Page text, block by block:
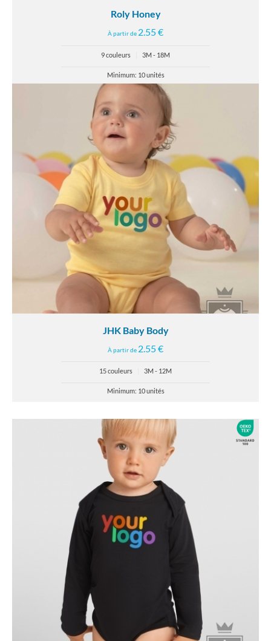
Roly Honey
À partir de 2.55 €
9 couleurs 3M - 18M
Minimum: 10 unités
JHK Baby Body
À partir de 2.55 €
15 couleurs 3M - 12M
Minimum: 10 unités